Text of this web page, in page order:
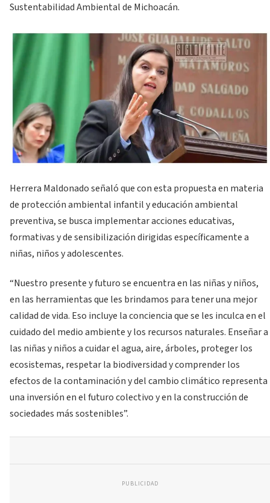
Sustentabilidad Ambiental de Michoacán.
Herrera Maldonado señaló que con esta propuesta en materia
de protección ambiental infantil y educación ambiental
preventiva, se busca implementar acciones educativas,
formativas y de sensibilización dirigidas específicamente a
niñas, niños y adolescentes.
“Nuestro presente y futuro se encuentra en las niñas y niños,
en las herramientas que les brindamos para tener una mejor
calidad de vida. Eso incluye la conciencia que se les inculca en el
cuidado del medio ambiente y los recursos naturales. Enseñar a
las niñas y niños a cuidar el agua, aire, árboles, proteger los
ecosistemas, respetar la biodiversidad y comprender los
efectos de la contaminación y del cambio climático representa
una inversión en el futuro colectivo y en la construcción de
sociedades más sostenibles”.
PUBLICIDAD